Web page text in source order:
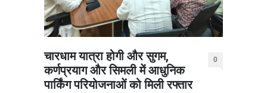
चारधाम यात्रा होगी और सुगम,
कर्णप्रयाग और सिमली में आधुनिक
पार्किंग परियोजनाओं को मिली रफ्तार
0